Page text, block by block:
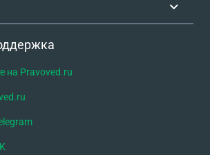
на Pravoved.ru